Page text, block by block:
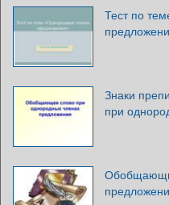
Тест по
Знаки
при